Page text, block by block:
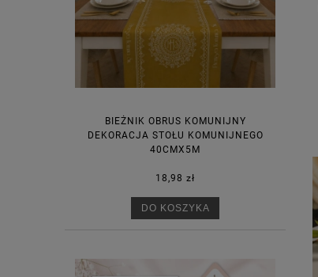
BIEŻNIK OBRUS KOMUNIJNY
DEKORACJA STOŁU KOMUNIJNEGO
40CMX5M
18,98 zł
DO KOSZYKA